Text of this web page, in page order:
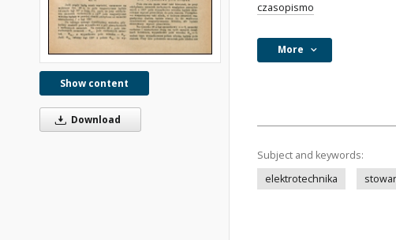
Show content
Download
czasopismo
More
Subject and keywords:
elektrotechnika